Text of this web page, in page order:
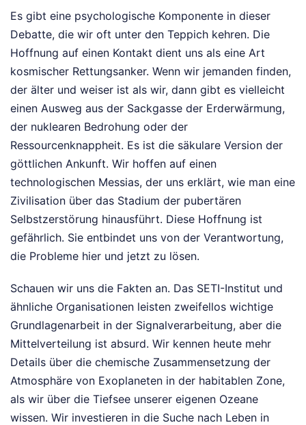
Es gibt eine psychologische Komponente in dieser
Debatte, die wir oft unter den Teppich kehren. Die
Hoffnung auf einen Kontakt dient uns als eine Art
kosmischer Rettungsanker. Wenn wir jemanden finden,
der älter und weiser ist als wir, dann gibt es vielleicht
einen Ausweg aus der Sackgasse der Erderwärmung,
der nuklearen Bedrohung oder der
Ressourcenknappheit. Es ist die säkulare Version der
göttlichen Ankunft. Wir hoffen auf einen
technologischen Messias, der uns erklärt, wie man eine
Zivilisation über das Stadium der pubertären
Selbstzerstörung hinausführt. Diese Hoffnung ist
gefährlich. Sie entbindet uns von der Verantwortung,
die Probleme hier und jetzt zu lösen.
Schauen wir uns die Fakten an. Das SETI-Institut und
ähnliche Organisationen leisten zweifellos wichtige
Grundlagenarbeit in der Signalverarbeitung, aber die
Mittelverteilung ist absurd. Wir kennen heute mehr
Details über die chemische Zusammensetzung der
Atmosphäre von Exoplaneten in der habitablen Zone,
als wir über die Tiefsee unserer eigenen Ozeane
wissen. Wir investieren in die Suche nach Leben in